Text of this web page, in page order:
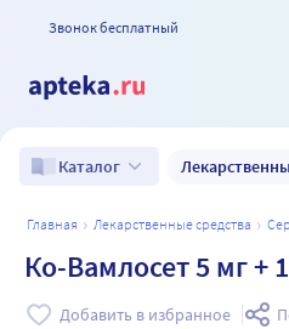
Звонок бесплатный
Каталог
главная лекарственные средства
Ко-Вамлосет 5 мг +
Добавить в избранное